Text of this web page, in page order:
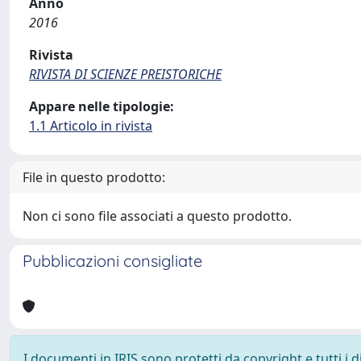
2016
Rivista
RIVISTA DI SCIENZE PREISTORICHE
Appare nelle tipologie:
1.1 Articolo in rivista
File in questo prodotto:
Non ci sono file associati a questo prodotto.
Pubblicazioni consigliate